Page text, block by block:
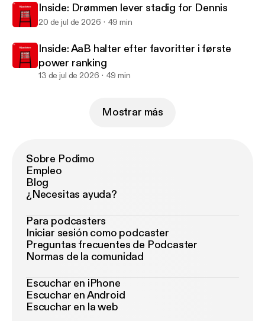
Inside: Drømmen lever stadig for Dennis
20 de jul de 2026 49 min
Inside: AaB halter efter favoritter i første
power ranking
13 de jul de 2026 49 min
Mostrar más
Sobre Podimo
Empleo
Blog
¿Necesitas ayuda?
Para podcasters
Iniciar sesión como podcaster
Preguntas frecuentes de Podcaster
Normas de la comunidad
Escuchar en iPhone
Escuchar en Android
Escuchar en la web